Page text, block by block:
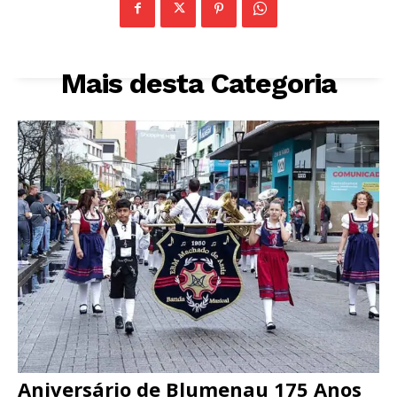
Mais desta Categoria
Aniversário de Blumenau 175 Anos